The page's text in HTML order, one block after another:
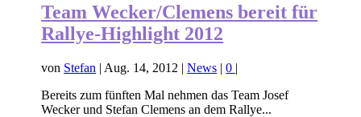
Team Wecker/Clemens bereit für
Rallye-Highlight 2012
von Stefan | Aug. 14, 2012 |News |0 |
Bereits zum fünften Mal nehmen das Team Josef
Wecker und Stefan Clemens an dem Rallye...